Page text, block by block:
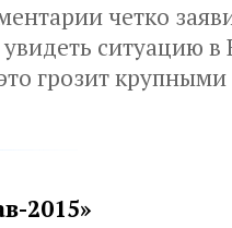
четко
ситуацию
грозит
2015»